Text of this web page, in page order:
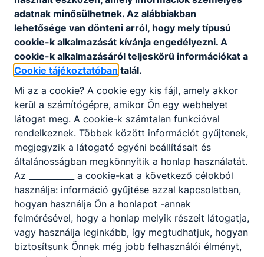
védőfelszereléseket.
Ajánlott minden ﬁatal számára, akit érdekel a
kisebb-nagyobb acélszerkezetek, csőhálózatok,
gépelemek, tartályok hegesztése, aki szeret
alkotni, szerszámokat használni.
KOMPETENCIAELVÁRÁS
Kézügyesség, önállóság, felelősségtudat,
csapatban való együttműködés, precizitás,
problémamegoldó képesség.
A SZAKKÉPZETTSÉGGEL RENDELKEZŐ
műszaki rajzokat, szerelési terveket olvas
és értelmezi a kapcsolódó utasításokat,
szabályozásokat;
adatnak minősülhetnek. Az alábbiakban
lehetősége van dönteni arról, hogy mely típusú
cookie-k alkalmazását kívánja engedélyezni. A
cookie-k alkalmazásáról teljeskörű információkat a
Cookie tájékoztatóban talál.
Mi az a cookie? A cookie egy kis fájl, amely akkor
kerül a számítógépre, amikor Ön egy webhelyet
látogat meg. A cookie-k számtalan funkcióval
rendelkeznek. Többek között információt gyűjtenek,
megjegyzik a látogató egyéni beállításait és
általánosságban megkönnyítik a honlap használatát.
Az ___________ a cookie-kat a következő célokból
használja: információ gyűjtése azzal kapcsolatban,
hogyan használja Ön a honlapot -annak
felmérésével, hogy a honlap melyik részeit látogatja,
vagy használja leginkább, így megtudhatjuk, hogyan
biztosítsunk Önnek még jobb felhasználói élményt,